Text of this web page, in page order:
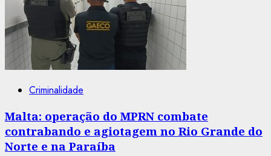
Criminalidade
Malta: operação do MPRN combate
contrabando e agiotagem no Rio Grande do
Norte e na Paraíba